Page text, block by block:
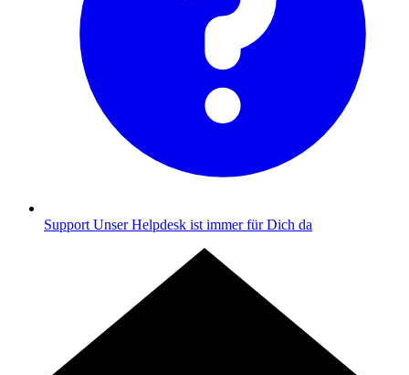
Support Unser Helpdesk ist immer für Dich da